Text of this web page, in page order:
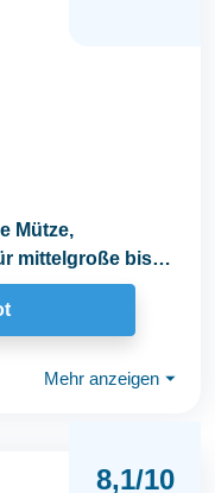
Mütze,
mittelgroße bis
Mehr anzeigen ⏷
8,1/10